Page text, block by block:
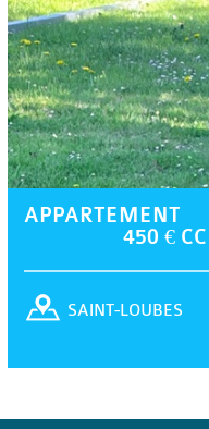
APPARTEMENT
450 € CC
SAINT-LOUBES